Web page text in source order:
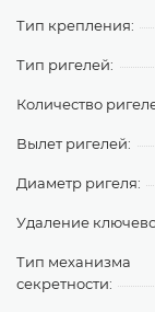
Тип крепления:
Тип ригелей:
Количество
Вылет ригелей:
Диаметр ригеля:
Удаление
Тип механизма
секретности: